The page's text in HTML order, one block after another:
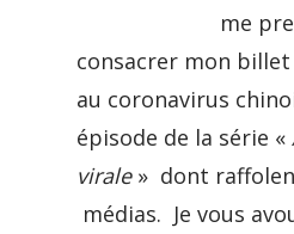
me
consacrer mon
au coronavirus
épisode de la série «
virale » dont
médias. Je vous